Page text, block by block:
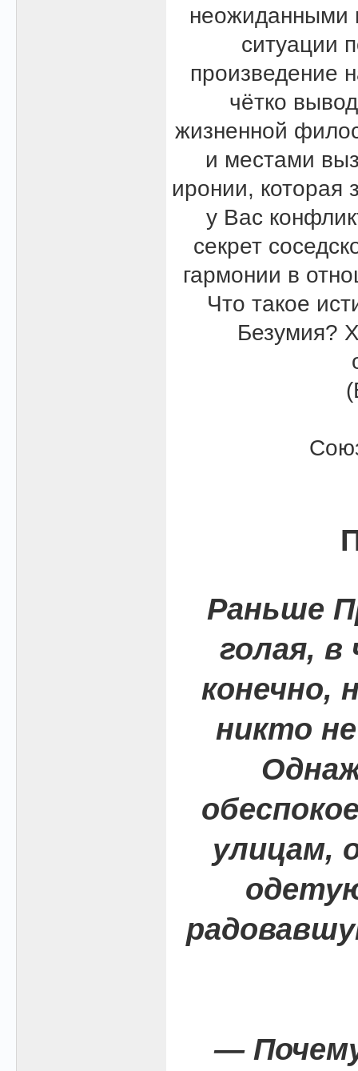
неожиданными
ситуации
произведение
чётко
жизненной
и местами
иронии, которая
у Вас
секрет
гармонии в
Что такое
Безумия?
Раньше
голая,
конечно,
никто
улицам,
—